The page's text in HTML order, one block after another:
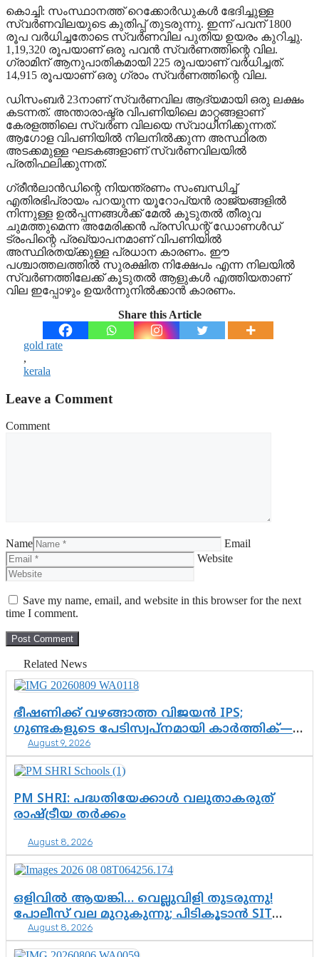
കൊച്ചി: സംസ്ഥാനത്ത് റെക്കോര്‍ഡുകള്‍ ഭേദിച്ചുള്ള
സ്വര്‍ണവിലയുടെ കുതിപ്പ് തുടരുന്നു. ഇന്ന് പവന് 1800
രൂപ വര്‍ധിച്ചതോടെ സ്വര്‍ണവില പുതിയ ഉയരം കുറിച്ചു.
1,19,320 രൂപയാണ് ഒരു പവന്‍ സ്വര്‍ണത്തിന്റെ വില.
ഗ്രാമിന് ആനുപാതികമായി 225 രൂപയാണ് വര്‍ധിച്ചത്.
14,915 രൂപയാണ് ഒരു ഗ്രാം സ്വര്‍ണത്തിന്റെ വില.
ഡിസംബര്‍ 23നാണ് സ്വര്‍ണവില ആദ്യമായി ഒരു ലക്ഷം
കടന്നത്. അന്താരാഷ്ട്ര വിപണിയിലെ മാറ്റങ്ങളാണ്
കേരളത്തിലെ സ്വര്‍ണ വിലയെ സ്വാധീനിക്കുന്നത്.
ആഗോള വിപണിയില്‍ നിലനില്‍ക്കുന്ന അസ്ഥിരത
അടക്കമുള്ള ഘടകങ്ങളാണ് സ്വര്‍ണവിലയില്‍
പ്രതിഫലിക്കുന്നത്.
ഗ്രീന്‍ലാന്‍ഡിന്റെ നിയന്ത്രണം സംബന്ധിച്ച്
എതിരഭിപ്രായം പറയുന്ന യൂറോപ്യന്‍ രാജ്യങ്ങളില്‍
നിന്നുള്ള ഉല്‍പ്പന്നങ്ങള്‍ക്ക് മേല്‍ കൂടുതല്‍ തീരുവ
ചുമത്തുമെന്ന അമേരിക്കന്‍ പ്രസിഡന്റ് ഡോണള്‍ഡ്
ട്രംപിന്റെ പ്രഖ്യാപനമാണ് വിപണിയില്‍
അസ്ഥിരതയ്ക്കുള്ള പ്രധാന കാരണം. ഈ
പശ്ചാത്തലത്തില്‍ സുരക്ഷിത നിക്ഷേപം എന്ന നിലയില്‍
സ്വര്‍ണത്തിലേക്ക് കൂടുതല്‍ ആളുകള്‍ എത്തിയതാണ്
വില ഇപ്പോഴും ഉയര്‍ന്നുനില്‍ക്കാന്‍ കാരണം.
Share this Article
gold rate
,
kerala
Leave a Comment
Comment
Name
Email
Website
Save my name, email, and website in this browser for the next
time I comment.
Related News
ഭീഷണിക്ക് വഴങ്ങാത്ത വിജയൻ IPS;
ഗുണ്ടകളുടെ പേടിസ്വപ്നമായി കാർത്തിക്—
ചെന്നിത്തലയുടെ ‘പവർ ഹോം’
ഓപ്പറേഷനിൽ ആയങ്കി കുടുങ്ങി!
August 9, 2026
PM SHRI: പദ്ധതിയേക്കാൾ വലുതാകരുത്
രാഷ്ട്രീയ തർക്കം
August 8, 2026
ഒളിവിൽ ആയങ്കി… വെല്ലുവിളി തുടരുന്നു!
പോലീസ് വല മുറുകുന്നു; പിടികൂടാൻ SIT
രംഗത്ത്. ഇനി ചോദ്യം ആയങ്കി എവിടെ
എന്നത് മാത്രം അല്ല—ആയങ്കി
August 8, 2026